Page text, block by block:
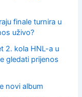
finale turnira u
uživo?
2. kola HNL-a u
gledati prijenos
novi album